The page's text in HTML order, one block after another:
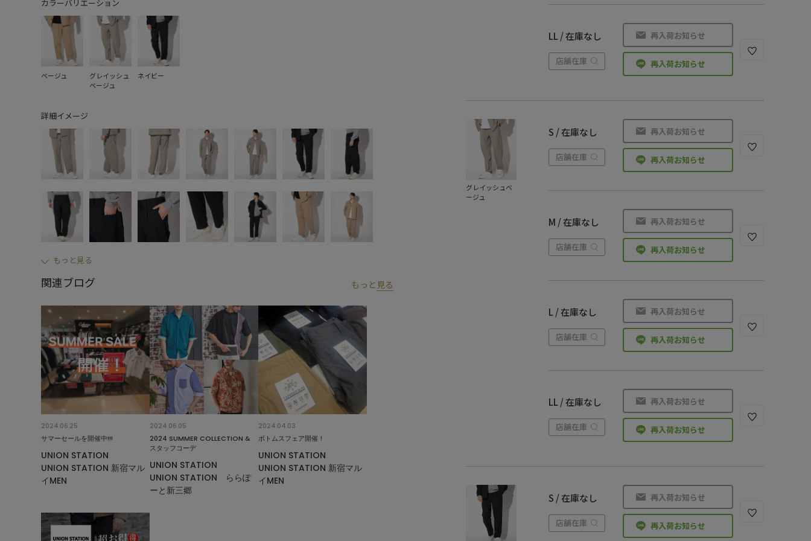
カラーバリエーション
ベージュ
グレイッシュ
ベージュ
ネイビー
詳細イメージ
もっと見る
関連ブログ もっと 見る
2024.06.25
サマーセールを開催中!!!
UNION STATION
UNION STATION 新宿マル
イMEN
2024.06.05
2024 SUMMER COLLECTION &
スタッフコーデ
UNION STATION
UNION STATION ららぽ
ーと新三郷
2024.04.03
ボトムスフェア開催！
UNION STATION
UNION STATION 新宿マル
イMEN
LL / 在庫なし
店舗在庫
再入荷お知らせ
再入荷お知らせ
グレイッシュベ
ージュ
S / 在庫なし
店舗在庫
再入荷お知らせ
再入荷お知らせ
M / 在庫なし
店舗在庫
再入荷お知らせ
再入荷お知らせ
L / 在庫なし
店舗在庫
再入荷お知らせ
再入荷お知らせ
LL / 在庫なし
店舗在庫
再入荷お知らせ
再入荷お知らせ
S / 在庫なし
店舗在庫
再入荷お知らせ
再入荷お知らせ